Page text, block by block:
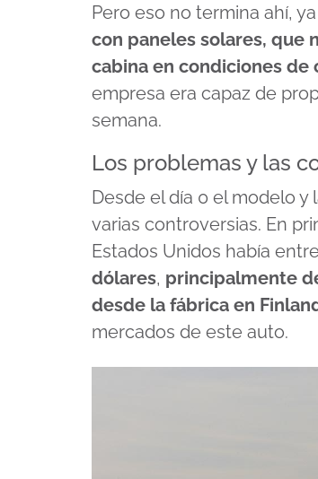
Pero eso no termina ahí,
con paneles solares, que
cabina en condiciones de
empresa era capaz de
semana.
Los problemas y las
Desde el día 0 el modelo
varias controversias. En
Estados Unidos había
dólares, principalmente
desde la fábrica en
mercados de este auto.